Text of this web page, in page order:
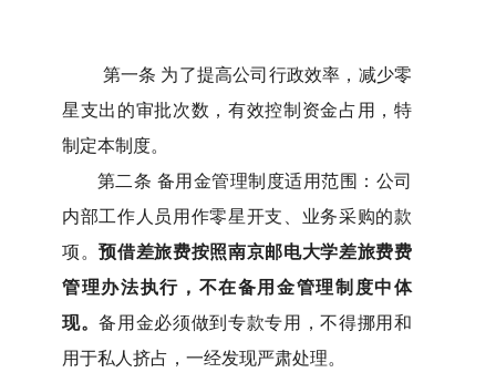
第一条 为了提高公司行政效率，减少零
星支出的审批次数，有效控制资金占用，特
制定本制度。
第二条 备用金管理制度适用范围：公司
内部工作人员用作零星开支、业务采购的款
项。预借差旅费按照南京邮电大学差旅费费
管理办法执行，不在备用金管理制度中体
现。备用金必须做到专款专用，不得挪用和
用于私人挤占，一经发现严肃处理。